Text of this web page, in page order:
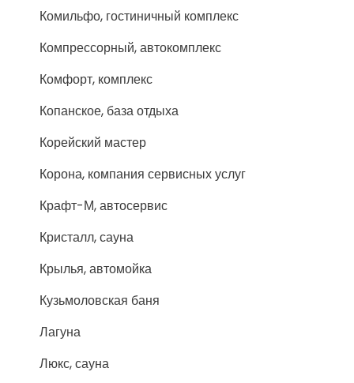
Комильфо, гостиничный комплекс
Компрессорный, автокомплекс
Комфорт, комплекс
Копанское, база отдыха
Корейский мастер
Корона, компания сервисных услуг
Крафт-М, автосервис
Кристалл, сауна
Крылья, автомойка
Кузьмоловская баня
Лагуна
Люкс, сауна